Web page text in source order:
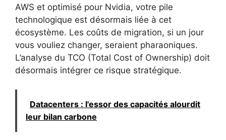
AWS et optimisé pour Nvidia, votre pile
technologique est désormais liée à cet
écosystème. Les coûts de migration, si un jour
vous vouliez changer, seraient pharaoniques.
L’analyse du TCO (Total Cost of Ownership) doit
désormais intégrer ce risque stratégique.
Datacenters : l'essor des capacités alourdit
leur bilan carbone